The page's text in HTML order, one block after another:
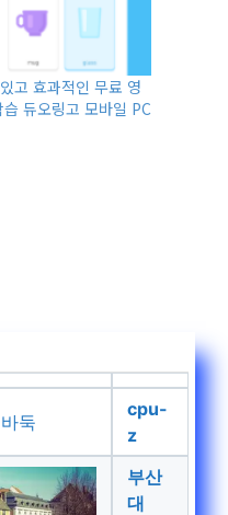
고 효과적인 무료 영
습 듀오링고 모바일 PC
둑
cpu-
z
부산
대